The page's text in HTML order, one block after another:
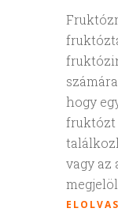
hogy
fruktózt
vagy az